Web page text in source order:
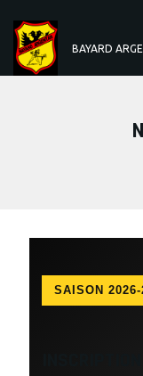
content
BAYARD
SAISON